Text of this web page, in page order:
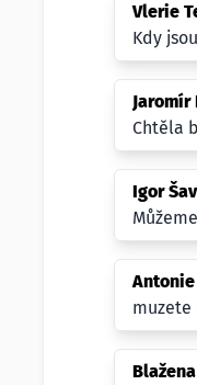
Vlerie
Kdy
Jaromír
Chtěla
Igor